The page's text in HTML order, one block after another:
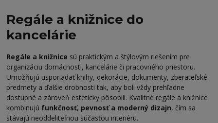
Regále a knižnice do
kancelárie
Regále a knižnice sú praktickým a štýlovým riešením pre
organizáciu domácnosti, kancelárie či pracovného priestoru.
Umožňujú usporiadať knihy, dekorácie, dokumenty, zberateľské
predmety a ďalšie drobnosti tak, aby boli vždy prehľadne
dostupné a zároveň esteticky pôsobili. Kvalitné regále a knižnice
kombinujú funkčnosť, pevnosť a moderný dizajn, čím sa
stávajú neoddeliteľnou súčasťou interiéru.